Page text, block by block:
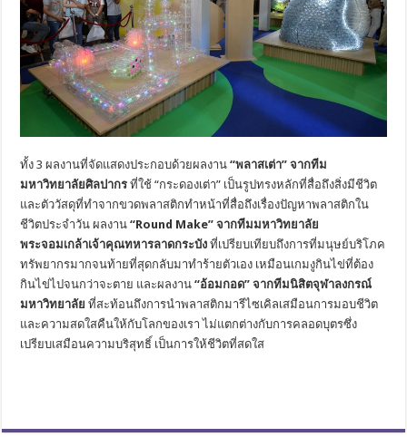
ทั้ง 3 ผลงานที่จัดแสดงประกอบด้วยผลงาน“พลาสเต่า” จากทีม
มหาวิทยาลัยศิลปากรที่ใช้ “กระดองเต่า” เป็นรูปทรงหลักที่สื่อถึงสิ่งมีชีวิต
และตัววัสดุที่ทำจากขวดพลาสติกทำหน้าที่สื่อถึงเรื่องปัญหาพลาสติกใน
ชีวิตประจำวัน ผลงาน“Round Make” จากทีมมหาวิทยาลัย
พระจอมเกล้าเจ้าคุณทหารลาดกระบัง ที่เปรียบเทียบถึงการที่มนุษย์บริโภค
ทรัพยากรมากจนท้ายที่สุดกลับมาทำร้ายตัวเอง เหมือนเกมงูกินไข่ที่ต้อง
กินไข่ไปจนกว่าจะตาย และผลงาน“อ้อมกอด” จากทีมนิสิตจุฬาลงกรณ์
มหาวิทยาลัยที่สะท้อนถึงการนำพลาสติกมารีไซเคิลเสมือนการมอบชีวิต
และความสดใสคืนให้กับโลกของเรา ไม่แตกต่างกับการคลอดบุตรซึ่ง
เปรียบเสมือนความบริสุทธิ์ เป็นการให้ชีวิตที่สดใส